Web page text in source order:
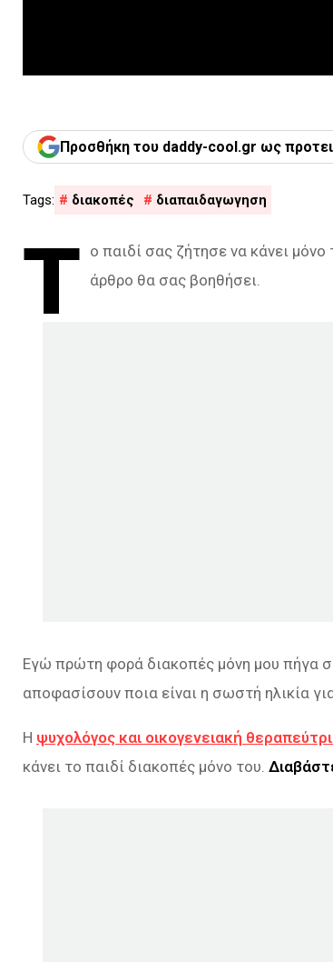
Προσθήκη του daddy-cool.gr ως
διακοπές διαπαιδαγωγηση
Τ ο παιδί σας ζήτησε να κάνει
άρθρο θα σας βοηθήσει.
Εγώ πρώτη φορά διακοπές μόνη μου πήγα
αποφασίσουν ποια είναι η σωστή ηλικία
Η ψυχολόγος και οικογενειακή
κάνει το παιδί διακοπές μόνο του.